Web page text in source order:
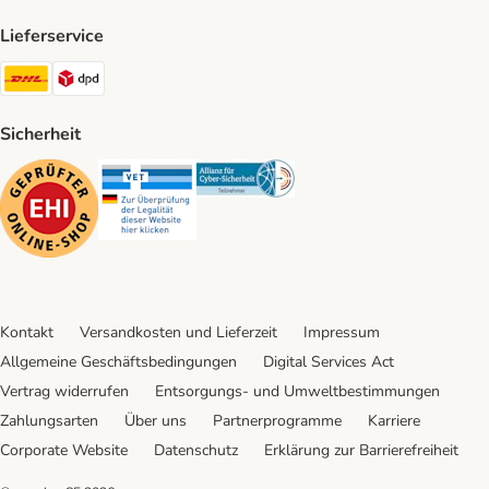
Lieferservice
DHL Shipping Method
Sicherheit
Security Security Security
Kontakt Versandkosten und Lieferzeit
Impressum
Allgemeine Geschäftsbedingungen
Digital Services Act
Vertrag widerrufen
Entsorgungs- und Umweltbestimmungen
Zahlungsarten
Über uns Partnerprogramme
Karriere
Corporate Website
Datenschutz Erklärung zur Barrierefreiheit